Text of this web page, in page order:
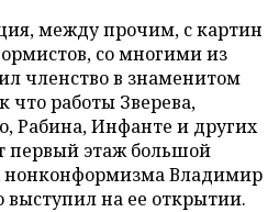
между прочим, с картин
со многими из
членство в знаменитом
что работы Зверева,
Рабина, Инфанте и других
первый этаж большой
нонконформизма Владимир
на ее открытии.